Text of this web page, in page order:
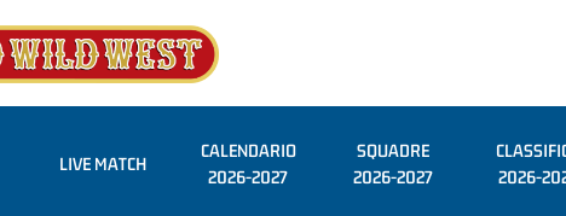
LIVE MATCH
CALENDARIO
2026-2027
SQUADRE
2026-2027
2026-